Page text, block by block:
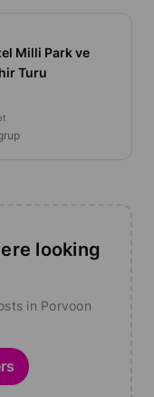
Milli Park ve
Turu
looking
in Porvoon